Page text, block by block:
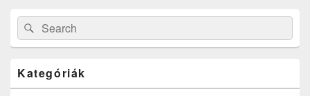
Search
for:
Search
Kategóriák